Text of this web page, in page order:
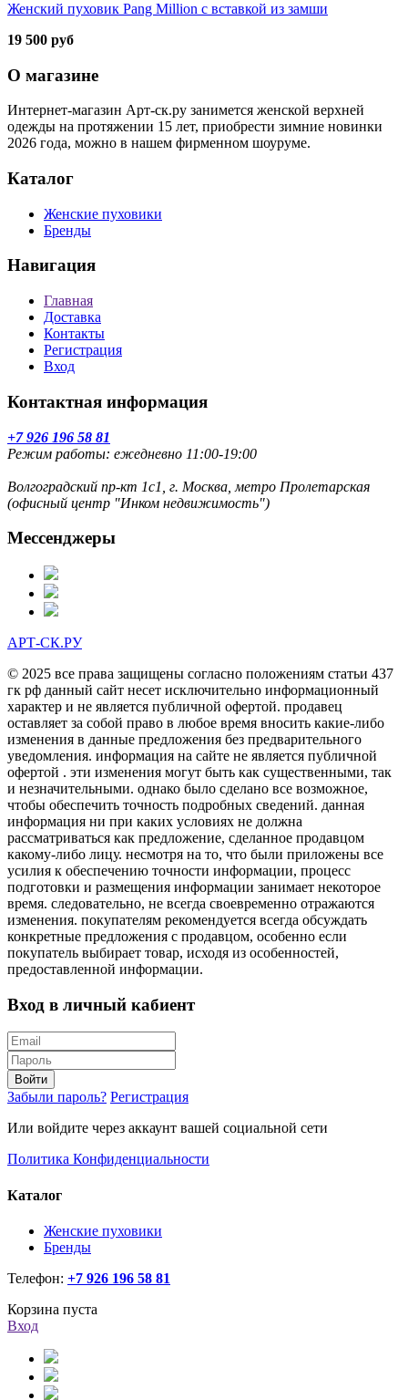
Женский пуховик Pang Million с вставкой из замши
19 500 руб
О магазине
Интернет-магазин Арт-ск.ру занимется женской верхней
одежды на протяжении 15 лет, приобрести зимние новинки
2026 года, можно в нашем фирменном шоуруме.
Каталог
Женские пуховики
Бренды
Навигация
Главная
Доставка
Контакты
Регистрация
Вход
Контактная информация
+7 926 196 58 81
Режим работы: ежедневно 11:00-19:00
Волгоградский пр-кт 1с1, г. Москва, метро Пролетарская
(офисный центр "Инком недвижимость")
Мессенджеры
АРТ-СК.РУ
© 2025 все права защищены согласно положениям статьи 437
гк рф данный сайт несет исключительно информационный
характер и не является публичной офертой. продавец
оставляет за собой право в любое время вносить какие-либо
изменения в данные предложения без предварительного
уведомления. информация на сайте не является публичной
офертой . эти изменения могут быть как существенными, так
и незначительными. однако было сделано все возможное,
чтобы обеспечить точность подробных сведений. данная
информация ни при каких условиях не должна
рассматриваться как предложение, сделанное продавцом
какому-либо лицу. несмотря на то, что были приложены все
усилия к обеспечению точности информации, процесс
подготовки и размещения информации занимает некоторое
время. следовательно, не всегда своевременно отражаются
изменения. покупателям рекомендуется всегда обсуждать
конкретные предложения с продавцом, особенно если
покупатель выбирает товар, исходя из особенностей,
предоставленной информации.
Вход в личный кабиент
Войти
Забыли пароль? Регистрация
Или войдите через аккаунт вашей социальной сети
Политика Конфиденциальности
Каталог
Женские пуховики
Бренды
Телефон: +7 926 196 58 81
Корзина пуста
Вход